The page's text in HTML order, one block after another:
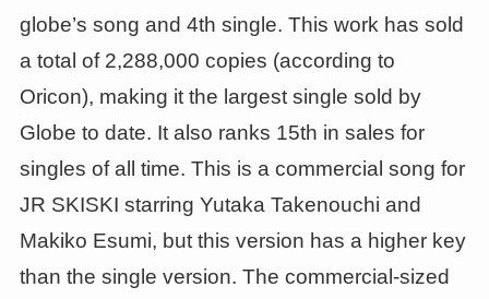
globe’s song and 4th single. This work has sold
a total of 2,288,000 copies (according to
Oricon), making it the largest single sold by
Globe to date. It also ranks 15th in sales for
singles of all time. This is a commercial song for
JR SKISKI starring Yutaka Takenouchi and
Makiko Esumi, but this version has a higher key
than the single version. The commercial-sized